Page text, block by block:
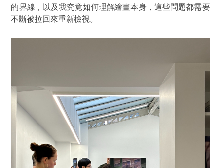
的界線，以及我究竟如何理解繪畫本身，這些問題都需要
不斷被拉回來重新檢視。